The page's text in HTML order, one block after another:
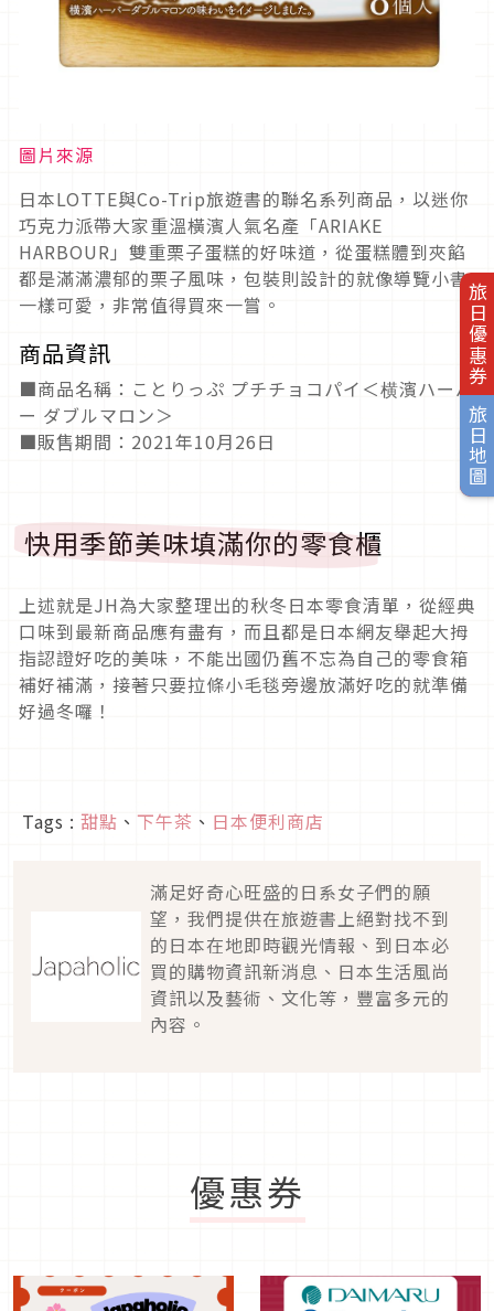
旅日優惠券
旅日地圖
圖片來源
日本LOTTE與Co-Trip旅遊書的聯名系列商品，以迷你
巧克力派帶大家重溫橫濱人氣名產「ARIAKE
HARBOUR」雙重栗子蛋糕的好味道，從蛋糕體到夾餡
都是滿滿濃郁的栗子風味，包裝則設計的就像導覽小書
一樣可愛，非常值得買來一嘗。
商品資訊
■商品名稱：ことりっぷ プチチョコパイ＜横濱ハーバ
ー ダブルマロン＞
■販售期間：2021年10月26日
快用季節美味填滿你的零食櫃
上述就是JH為大家整理出的秋冬日本零食清單，從經典
口味到最新商品應有盡有，而且都是日本網友舉起大拇
指認證好吃的美味，不能出國仍舊不忘為自己的零食箱
補好補滿，接著只要拉條小毛毯旁邊放滿好吃的就準備
好過冬囉！
Tags : 甜點 、 下午茶 、 日本便利商店
滿足好奇心旺盛的日系女子們的願
望，我們提供在旅遊書上絕對找不到
的日本在地即時觀光情報、到日本必
買的購物資訊新消息、日本生活風尚
資訊以及藝術、文化等，豐富多元的
內容。
優惠券